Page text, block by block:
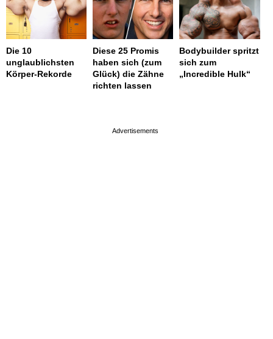
Die 10
unglaublichsten
Körper-Rekorde
Diese 25 Promis
haben sich (zum
Glück) die Zähne
richten lassen
Bodybuilder spritzt
sich zum
„Incredible Hulk“